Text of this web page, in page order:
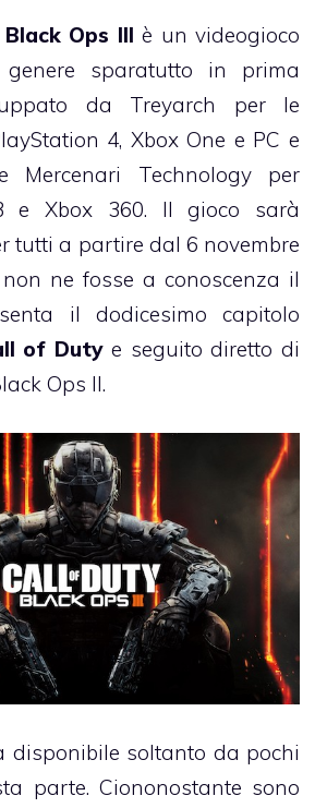
Ops III è un videogioco
sparatutto in prima
da Treyarch per le
4, Xbox One e PC e
Mercenari Technology per
e Xbox 360. Il gioco sarà
tutti a partire dal 6 novembre
ne fosse a conoscenza il
il dodicesimo capitolo
of Dutye seguito diretto di
Ops II.
disponibile soltanto da pochi
parte. Ciononostante sono